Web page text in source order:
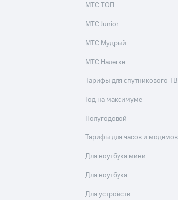
МТС ТОП
МТС Junior
МТС Мудрый
МТС Налегке
Тарифы для спутникового ТВ
Год на максимуме
Полугодовой
Тарифы для часов и модемов
Для ноутбука мини
Для ноутбука
Для устройств